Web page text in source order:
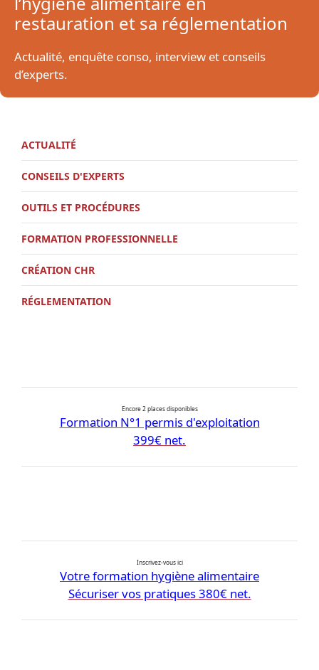
restauration et sa réglementation
Actualité, enquête conso, interview et conseils
d’experts.
ACTUALITÉ
CONSEILS D'EXPERTS
OUTILS ET PROCÉDURES
FORMATION PROFESSIONNELLE
CRÉATION CHR
RÉGLEMENTATION
Encore 2 places disponibles
Formation N°1 permis d'exploitation
399€ net.
Inscrivez-vous ici
Votre formation hygiène alimentaire
Sécuriser vos pratiques 380€ net.